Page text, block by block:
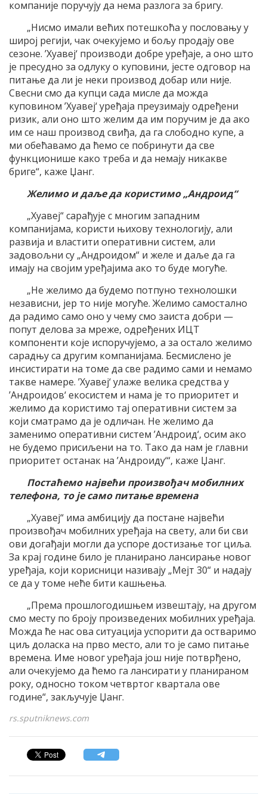
компаније поручују да нема разлога за бригу.
„Нисмо имали већих потешкоћа у пословању у
широј регији, чак очекујемо и бољу продају ове
сезоне. ’Хуавеј‘ производи добре уређаје, а оно што
је пресудно за одлуку о куповини, јесте одговор на
питање да ли је неки производ добар или није.
Свесни смо да купци сада мисле да можда
куповином ’Хуавеј‘ уређаја преузимају одређени
ризик, али оно што желим да им поручим је да ако
им се наш производ свиђа, да га слободно купе, а
ми обећавамо да ћемо се побринути да све
функционише како треба и да немају никакве
бриге“, каже Џанг.
Желимо и даље да користимо „Андроид“
„Хуавеј“ сарађује с многим западним
компанијама, користи њихову технологију, али
развија и властити оперативни систем, али
задовољни су „Андроидом“ и желе и даље да га
имају на својим уређајима ако то буде могуће.
„Не желимо да будемо потпуно технолошки
независни, јер то није могуће. Желимо самостално
да радимо само оно у чему смо заиста добри —
попут делова за мреже, одређених ИЦТ
компоненти које испоручујемо, а за остало желимо
сарадњу са другим компанијама. Бесмислено је
инсистирати на томе да све радимо сами и немамо
такве намере. ’Хуавеј‘ улаже велика средства у
’Андроидов‘ екосистем и нама је то приоритет и
желимо да користимо тај оперативни систем за
који сматрамо да је одличан. Не желимо да
заменимо оперативни систем ’Андроид‘, осим ако
не будемо присиљени на то. Тако да нам је главни
приоритет останак на ’Андроиду‘“, каже Џанг.
Постаћемо највећи произвођач мобилних
телефона, то је само питање времена
„Хуавеј“ има амбицију да постане највећи
произвођач мобилних уређаја на свету, али би сви
ови догађаји могли да успоре достизање тог циља.
За крај године било је планирано лансирање новог
уређаја, који корисници називају „Мејт 30“ и надају
се да у томе неће бити кашњења.
„Према прошлогодишњем извештају, на другом
смо месту по броју произведених мобилних уређаја.
Можда ће нас ова ситуација успорити да остваримо
циљ доласка на прво место, али то је само питање
времена. Име новог уређаја још није потврђено,
али очекујемо да ћемо га лансирати у планираном
року, односно током четвртог квартала ове
године“, закључује Џанг.
rs.sputniknews.com